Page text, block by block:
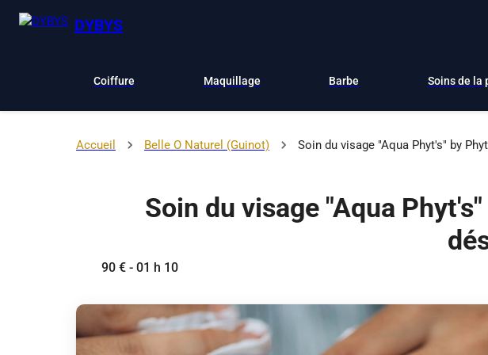
DYBYS
Coiffure Maquillage Barbe Soins de la
Accueil Belle O Naturel (Guinot) Soin du visage "Aqua Phyt's" by
Soin du visage "Aqua
90 € - 01 h 10